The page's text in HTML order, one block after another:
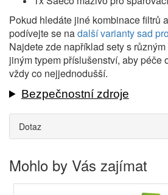
Pokud hledáte jiné kombinace filtrů
podívejte se nadalší varianty sad
Najdete zde například sety s
jiným typem příslušenství, aby péče
vždy co nejjednodušší.
Bezpečnostní zdroje
Dotaz
Mohlo by Vás zajímat